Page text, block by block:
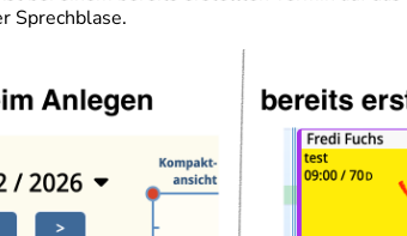
Sprechblase.